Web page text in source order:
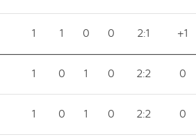
1 1 0 0 2:1 +1
1 0 1 0 2:2 0
1 0 1 0 2:2 0